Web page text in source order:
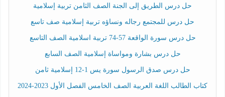
حل درس الطريق إلى الجنة الصف الثامن تربية إسلامية
حل درس للمجتمع رجاله ونساؤه تربية إسلامية صف تاسع
حل درس سورة الواقعة 57-74 تربية اسلامية الصف التاسع
حل درس بشارة ومواساة إسلامية الصف السابع
حل درس صدق الرسول سورة يس 1-12 إسلامية ثامن
كتاب الطالب اللغة العربية الصف الخامس الفصل الأول 2023-2024